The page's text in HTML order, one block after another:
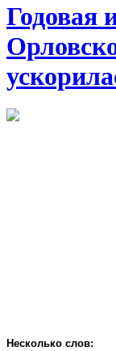
Годовая
Несколько слов: